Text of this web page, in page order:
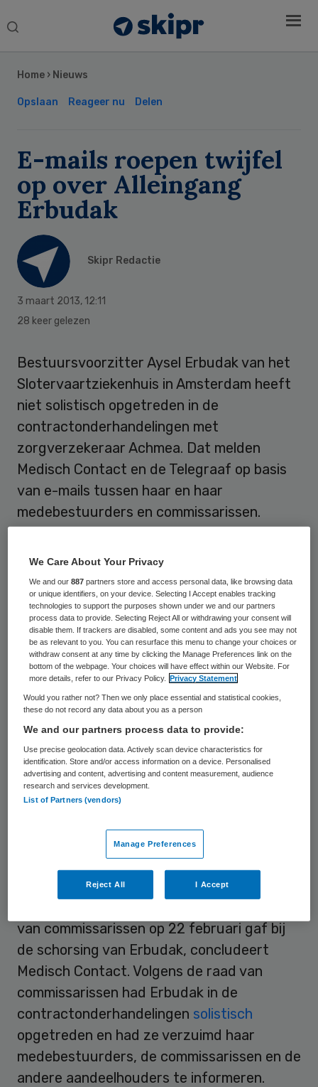
Search
Home › Nieuws
Opslaan Reageer nu Delen
E-mails roepen twijfel
op over Alleingang
Erbudak
Skipr Redactie
3 maart 2013, 12:11
28 keer gelezen
Bestuursvoorzitter Aysel Erbudak van het
Slotervaartziekenhuis in Amsterdam heeft
niet solistisch opgetreden in de
contractonderhandelingen met
zorgverzekeraar Achmea. Dat melden
Medisch Contact en de Telegraaf op basis
van e-mails tussen haar en haar
medebestuurders en commissarissen.
Medisch Contact dat Erbudak
medebestuurders Dees Brandjes en Jos
Beijnen doorlopend informeerde over het
verloop van de contractonderhandelingen
met Achmea. Ook de raad van
commissarissen werd door Erbudak op de
hoogte gehouden. Enkelen zouden Erbudak
zelfs gecomplimenteerd hebben voor haar
onbuigzame opstelling jegens Achmea. Als
gevolg hiervan bleef het Slotervaart
verstoken van een nieuw contract met de
grootste zorgverzekeraar.
Het beeld dat uit de e-mails naar voren
van commissarissen op 22 februari gaf bij
de schorsing van Erbudak, concludeert
Medisch Contact. Volgens de raad van
commissarissen had Erbudak in de
contractonderhandelingen solistisch
opgetreden en had ze verzuimd haar
medebestuurders, de commissarissen en de
andere aandeelhouders te informeren.
Sidebar
We Care About Your Privacy
We and our887 partners store and access personal data, like browsing data
or unique identifiers, on your device. Selecting I Accept enables tracking
technologies to support the purposes shown under we and our partners
process data to provide. Selecting Reject All or withdrawing your consent will
disable them. If trackers are disabled, some content and ads you see may not
be as relevant to you. You can resurface this menu to change your choices or
withdraw consent at any time by clicking the Manage Preferences link on the
bottom of the webpage. Your choices will have effect within our Website. For
more details, refer to our Privacy Policy.
Privacy Statement
Would you rather not? Then we only place essential and statistical cookies,
these do not record any data about you as a person
We and our partners process data to provide:
Use precise geolocation data. Actively scan device characteristics for
identification. Store and/or access information on a device. Personalised
advertising and content, advertising and content measurement, audience
research and services development.
List of Partners (vendors)
Manage Preferences
Reject All I Accept